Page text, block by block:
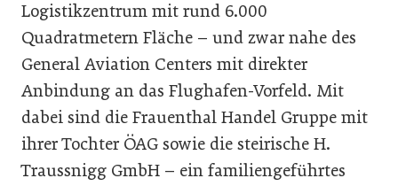
Logistikzentrum mit rund 6.000
Quadratmetern Fläche – und zwar nahe des
General Aviation Centers mit direkter
Anbindung an das Flughafen-Vorfeld. Mit
dabei sind die Frauenthal Handel Gruppe mit
ihrer Tochter ÖAG sowie die steirische H.
Traussnigg GmbH – ein familiengeführtes